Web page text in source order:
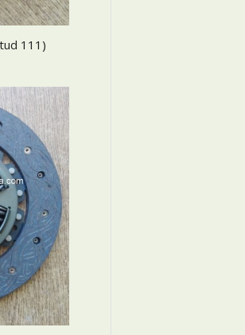
111)